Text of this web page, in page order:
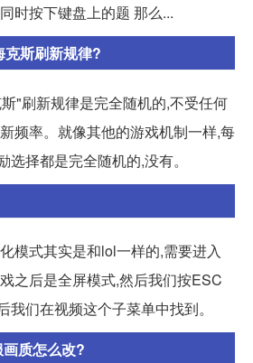
时按下键盘上的题 那么...
斯刷新规律?
"刷新规律是完全随机的,不受任何
频率。就像其他的游戏机制一样,每
择都是完全随机的,没有。
模式其实是和lol一样的,需要进入
之后是全屏模式,然后我们按ESC
们在视频这个子菜单中找到。
质怎么改?